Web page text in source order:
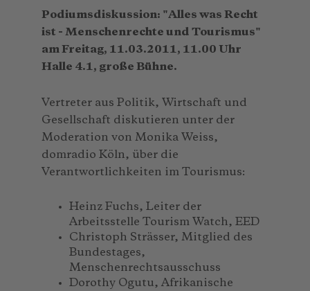
Podiumsdiskussion: "Alles was Recht
ist - Menschenrechte und Tourismus"
am Freitag, 11.03.2011, 11.00 Uhr
Halle 4.1, große Bühne.
Vertreter aus Politik, Wirtschaft und
Gesellschaft diskutieren unter der
Moderation von Monika Weiss,
domradio Köln, über die
Verantwortlichkeiten im Tourismus:
Heinz Fuchs, Leiter der
Arbeitsstelle Tourism Watch, EED
Christoph Strässer, Mitglied des
Bundestages,
Menschenrechtsausschuss
Dorothy Ogutu, Afrikanische